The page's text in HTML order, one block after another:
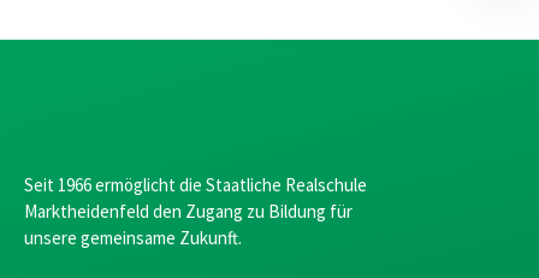
Seit 1966 ermöglicht die Staatliche Realschule
Marktheidenfeld den Zugang zu Bildung für
unsere gemeinsame Zukunft.